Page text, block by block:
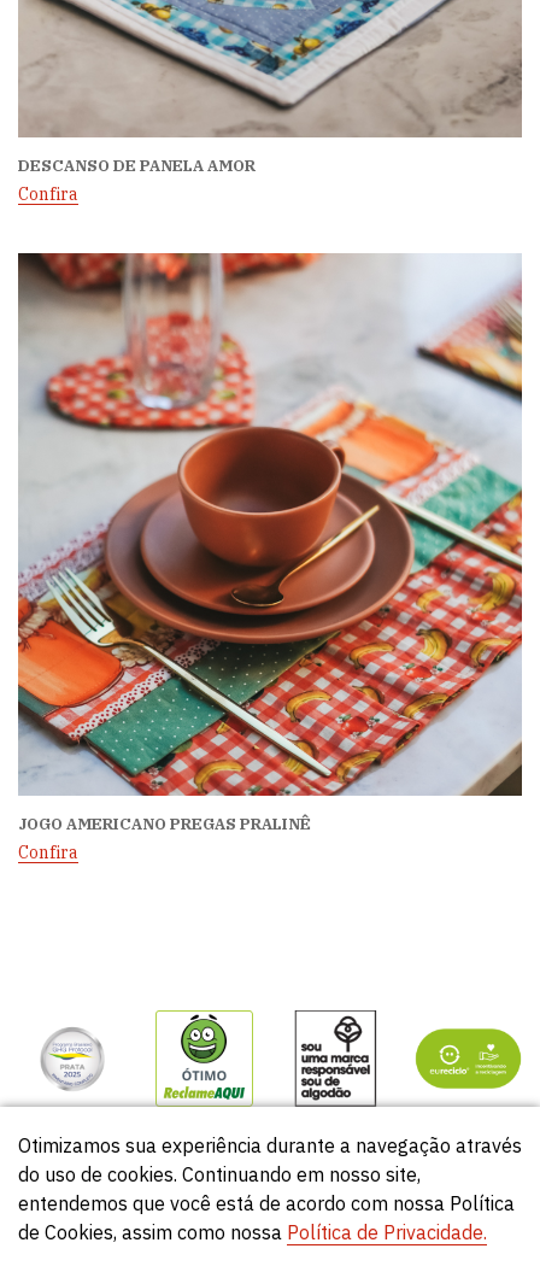
DESCANSO DE PANELA AMOR
Confira
JOGO AMERICANO PREGAS PRALINÊ
Confira
Otimizamos sua experiência durante a navegação através
do uso de cookies. Continuando em nosso site,
entendemos que você está de acordo com nossa Política
de Cookies, assim como nossa Política de Privacidade.